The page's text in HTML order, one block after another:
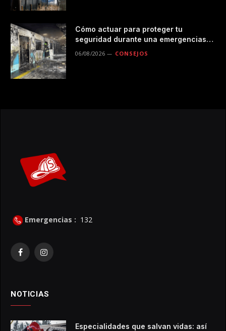
Cómo actuar para proteger tu
seguridad durante una emergencias
06/08/2026 CONSEJOS
Emergencias : 132
FacebookInstagram
NOTICIAS
Especialidades que salvan vidas: así